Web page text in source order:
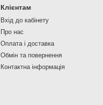
Клієнтам
Вхід до кабінету
Про нас
Оплата і доставка
Обмін та повернення
Контактна інформація